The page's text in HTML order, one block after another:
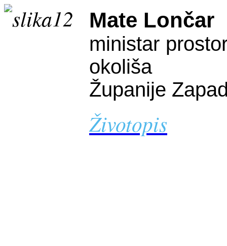
Mate Lončar
ministar
okoliša
Županije
Životopis